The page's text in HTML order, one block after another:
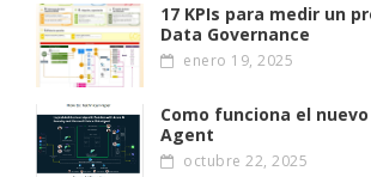
17 KPIs para medir un
Data Governance
enero 19, 2025
Como funciona el
Agent
octubre 22, 2025